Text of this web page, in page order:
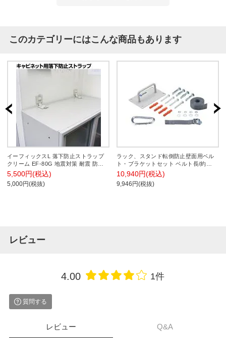
このカテゴリーにはこんな商品もあります
イーフィックスL 落下防止ストラップ
クリーム EF-80G 地震対策 耐震 防災
固定
5,500円(税込)
5,000円(税抜)
ラック、スタンド転倒防止壁面用ベル
ト・ブラケットセット ベルト長/約
800mm
10,940円(税込)
9,946円(税抜)
レビュー
4.00 1件
質問する
レビュー Q&A